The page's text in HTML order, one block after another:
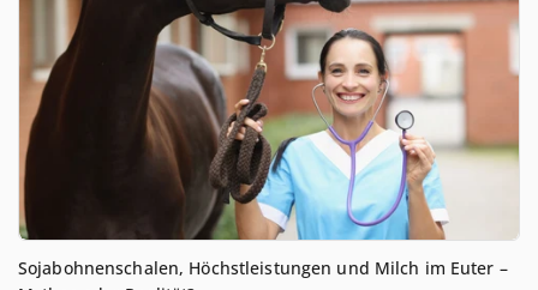
Sojabohnenschalen, Höchstleistungen und Milch im Euter –